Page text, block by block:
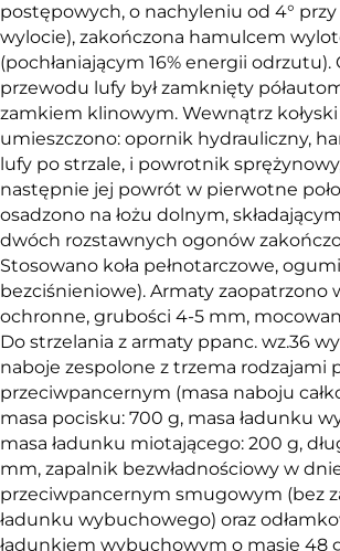
postępowych, o nachyleniu od 4°
wylocie), zakończona hamulcem
(pochłaniającym 16% energii
przewodu lufy był zamknięty
zamkiem klinowym. Wewnątrz kołyski
umieszczono: opornik hydrauliczny,
lufy po strzale, i powrotnik
następnie jej powrót w pierwotne
osadzono na łożu dolnym,
dwóch rozstawnych ogonów
Stosowano koła pełnotarczowe,
bezciśnieniowe). Armaty zaopatrzono
ochronne, grubości 4-5 mm,
Do strzelania z armaty ppanc. wz.36
naboje zespolone z trzema rodzajami
przeciwpancernym (masa naboju
masa pocisku: 700 g, masa ładunku
masa ładunku miotającego: 200 g,
mm, zapalnik bezwładnościowy w
przeciwpancernym smugowym (bez
ładunku wybuchowego) oraz
ładunkiem wybuchowym o masie 48